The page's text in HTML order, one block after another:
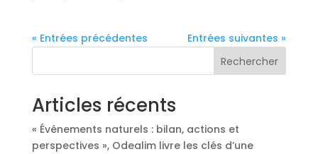
« Entrées précédentes
Entrées suivantes »
Rechercher
Articles récents
« Événements naturels : bilan, actions et
perspectives », Odealim livre les clés d’une